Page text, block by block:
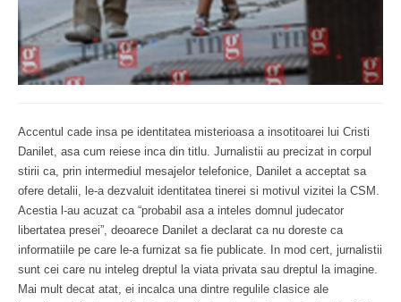
Accentul cade insa pe identitatea misterioasa a insotitoarei lui Cristi
Danilet, asa cum reiese inca din titlu. Jurnalistii au precizat in corpul
stirii ca, prin intermediul mesajelor telefonice, Danilet a acceptat sa
ofere detalii, le-a dezvaluit identitatea tinerei si motivul vizitei la CSM.
Acestia l-au acuzat ca “probabil asa a inteles domnul judecator
libertatea presei”, deoarece Danilet a declarat ca nu doreste ca
informatiile pe care le-a furnizat sa fie publicate. In mod cert, jurnalistii
sunt cei care nu inteleg dreptul la viata privata sau dreptul la imagine.
Mai mult decat atat, ei incalca una dintre regulile clasice ale